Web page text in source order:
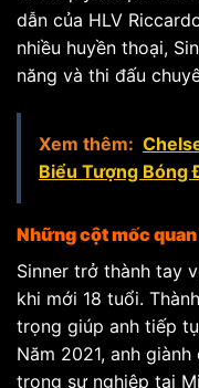
dẫn của HLV
nhiều huyền thoại,
năng và thi đấu
Xem thêm:
Biểu Tượng Bóng
Những cột mốc
Sinner trở thành tay
khi mới 18 tuổi.
trọng giúp anh tiếp
Năm 2021, anh
trong sự nghiệp tại